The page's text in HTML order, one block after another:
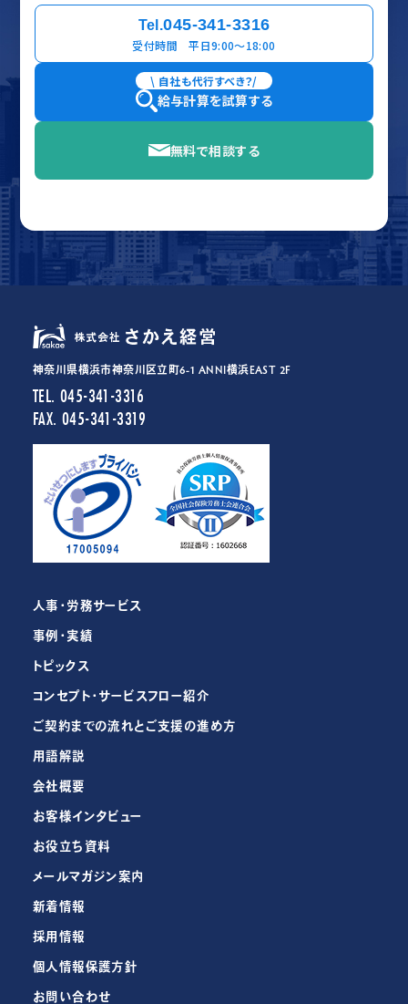
Tel.045-341-3316
受付時間 平日9:00〜18:00
\ 自社も代行すべき？/
給与計算を試算する
無料で相談する
人事・労務サービス
事例・実績
トピックス
コンセプト・サービスフロー紹介
ご契約までの流れとご支援の進め方
用語解説
会社概要
お客様インタビュー
お役立ち資料
メールマガジン案内
新着情報
採用情報
個人情報保護方針
お問い合わせ
神奈川県横浜市神奈川区立町6-1 ANNI横浜EAST 2F
TEL. 045-341-3316
FAX. 045-341-3319